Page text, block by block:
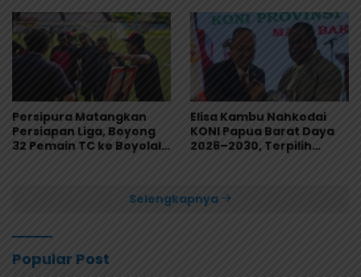
Persipura Matangkan
Persiapan Liga, Boyong
32 Pemain TC ke Boyolali
Elisa Kambu Nahkodai
KONI Papua Barat Daya
2026–2030, Terpilih
Selengkapnya
Popular Post